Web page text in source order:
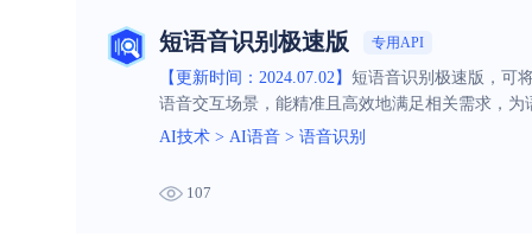
短语音识别极速版 专用API
【更新时间：2024.07.02】 短语音识别极速版，可
语音交互场景，能精准且高效地满足相关需求，
AI技术 > AI语音 > 语音识别
107